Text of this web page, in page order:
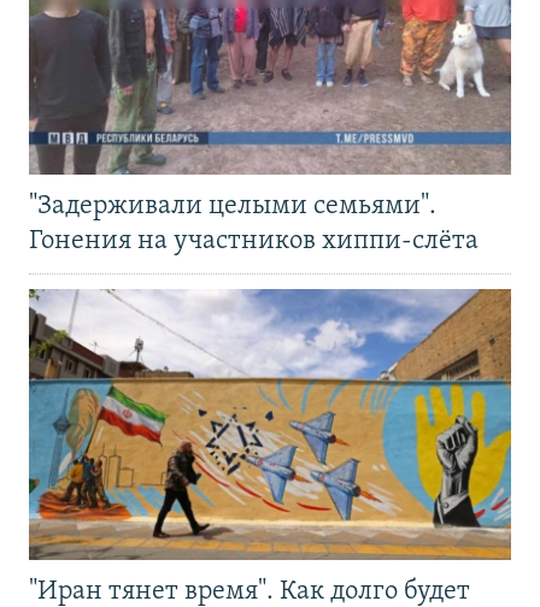
"Задерживали целыми семьями".
Гонения на участников хиппи-слёта
"Иран тянет время". Как долго будет